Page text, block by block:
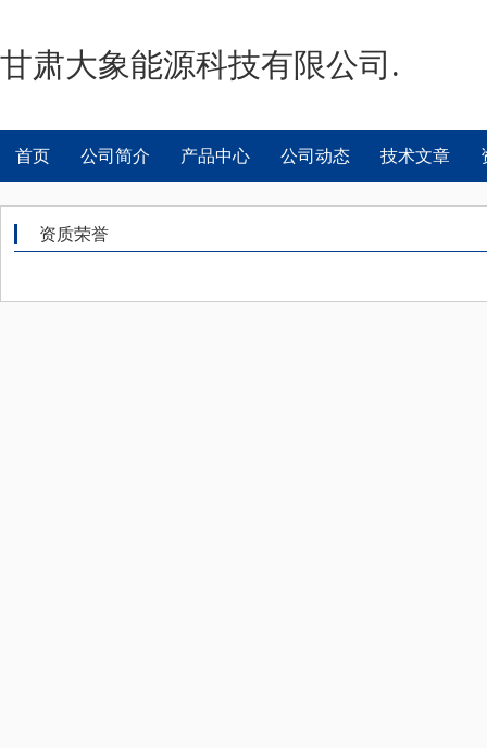
甘肃大象能源科技有限公司.
首页 公司简介 产品中心 公司动态 技术文章
资质荣誉